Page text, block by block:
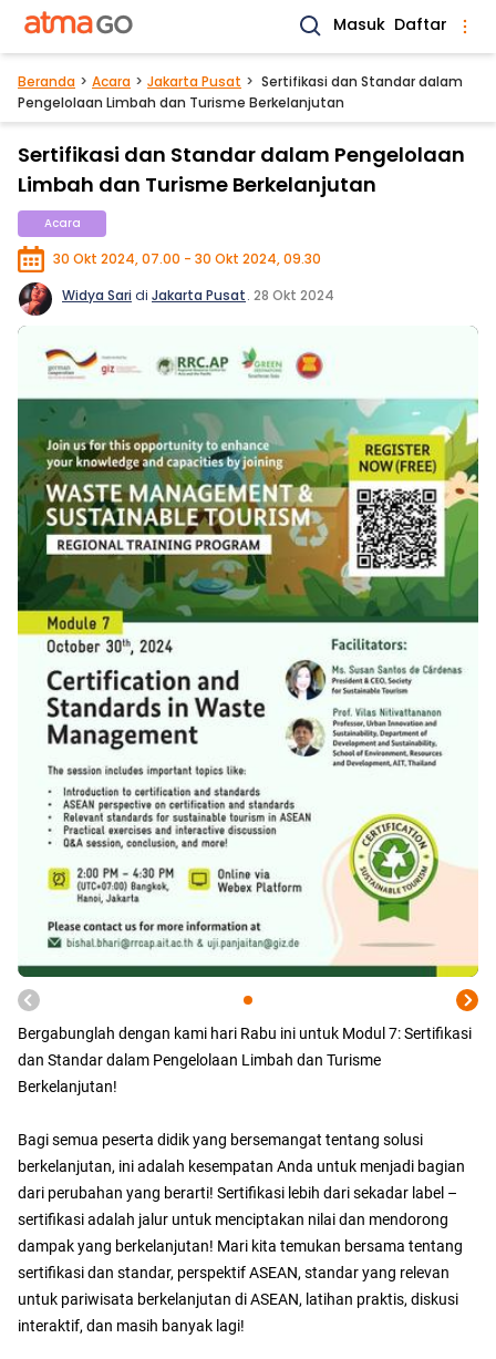
Masuk Daftar
Beranda Acara Jakarta Pusat
Sertifikasi dan Standar dalam
Pengelolaan Limbah dan Turisme Berkelanjutan
Sertifikasi dan Standar dalam Pengelolaan
Limbah dan Turisme Berkelanjutan
Acara
30 Okt 2024, 07.00 - 30 Okt 2024, 09.30
Widya Saridi Jakarta Pusat. 28 Okt 2024
Bergabunglah dengan kami hari Rabu ini untuk Modul 7: Sertifikasi
dan Standar dalam Pengelolaan Limbah dan Turisme
Berkelanjutan!
Bagi semua peserta didik yang bersemangat tentang solusi
berkelanjutan, ini adalah kesempatan Anda untuk menjadi bagian
dari perubahan yang berarti! Sertifikasi lebih dari sekadar label –
sertifikasi adalah jalur untuk menciptakan nilai dan mendorong
dampak yang berkelanjutan! Mari kita temukan bersama tentang
sertifikasi dan standar, perspektif ASEAN, standar yang relevan
untuk pariwisata berkelanjutan di ASEAN, latihan praktis, diskusi
interaktif, dan masih banyak lagi!